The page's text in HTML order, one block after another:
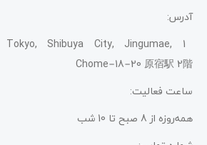
آدرس:
Tokyo, Shibuya City, Jingumae, 1
Chome−18−20 原宿駅 2階
ساعت فعالیت:
همه‌روزه از 8 صبح تا 10 شب